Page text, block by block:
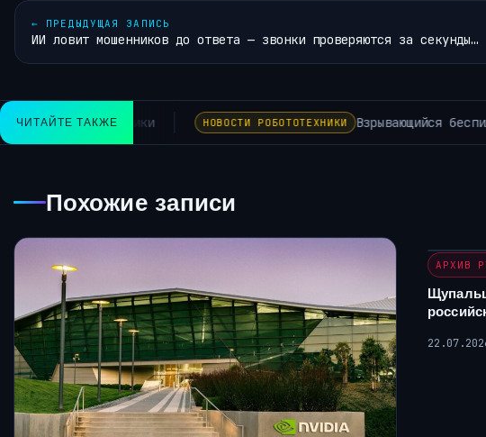
← ПРЕДЫДУЩАЯ ЗАПИСЬ
ИИ ловит мошенников до ответа — звонки проверяются за секунды…
ЧИТАЙТЕ ТАКЖЕ
обнаружен зависшим в воздухе рядом с украинским грузовым
Похожие записи
АРХИВ